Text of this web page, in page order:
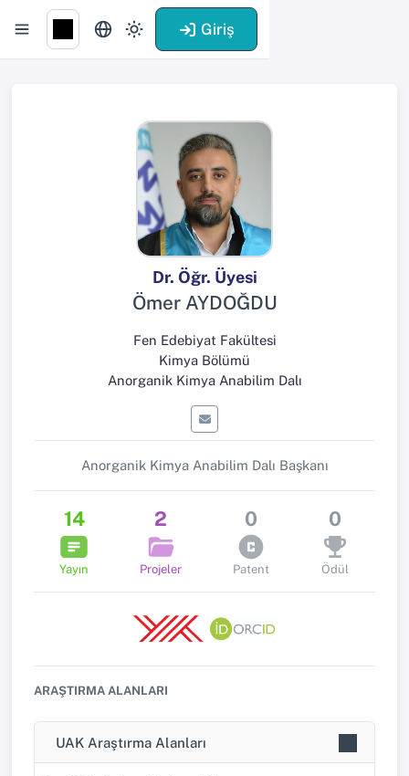
Giriş
Dr. Öğr. Üyesi
Ömer AYDOĞDU
Fen Edebiyat Fakültesi
Kimya Bölümü
Anorganik Kimya Anabilim Dalı
Anorganik Kimya Anabilim Dalı Başkanı
14
Yayın
2
Projeler
0
Patent
0
Ödül
ARAŞTIRMA ALANLARI
UAK Araştırma Alanları